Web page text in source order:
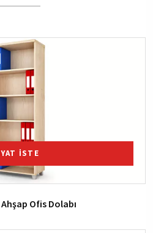
İSTE
Ahşap Ofis Dolabı